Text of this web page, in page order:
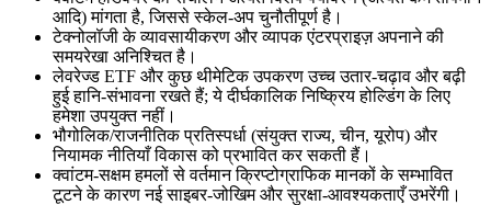
आदि) मांगता है, जिससे स्केल‑अप चुनौतीपूर्ण है।
टेक्नोलॉजी के व्यावसायीकरण और व्यापक एंटरप्राइज़ अपनाने की
समयरेखा अनिश्चित है।
लेवरेज्ड ETF और कुछ थीमेटिक उपकरण उच्च उतार‑चढ़ाव और बढ़ी
हुई हानि‑संभावना रखते हैं; ये दीर्घकालिक निष्क्रिय होल्डिंग के लिए
हमेशा उपयुक्त नहीं।
भौगोलिक/राजनीतिक प्रतिस्पर्धा (संयुक्त राज्य, चीन, यूरोप) और
नियामक नीतियाँ विकास को प्रभावित कर सकती हैं।
क्वांटम‑सक्षम हमलों से वर्तमान क्रिप्टोग्राफिक मानकों के सम्भावित
टूटने के कारण नई साइबर‑जोखिम और सुरक्षा‑आवश्यकताएँ उभरेंगी।